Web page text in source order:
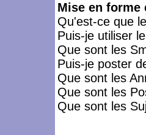
Mise en forme
Qu'est-ce que
Puis-je utiliser
Que sont les
Puis-je poster
Que sont les
Que sont les
Que sont les